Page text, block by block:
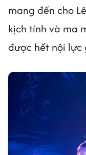
mang đến cho
kịch tính và ma
được hết nội lực